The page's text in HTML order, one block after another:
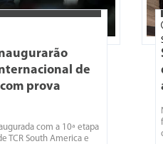
de
prova
com a 10ª etapa
TCR South America e